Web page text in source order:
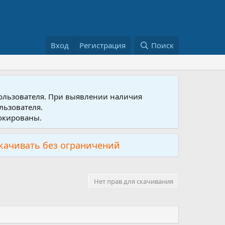
Вход Регистрация Поиск
При выявлении наличия
без ограничений
Нет прав для скачивания